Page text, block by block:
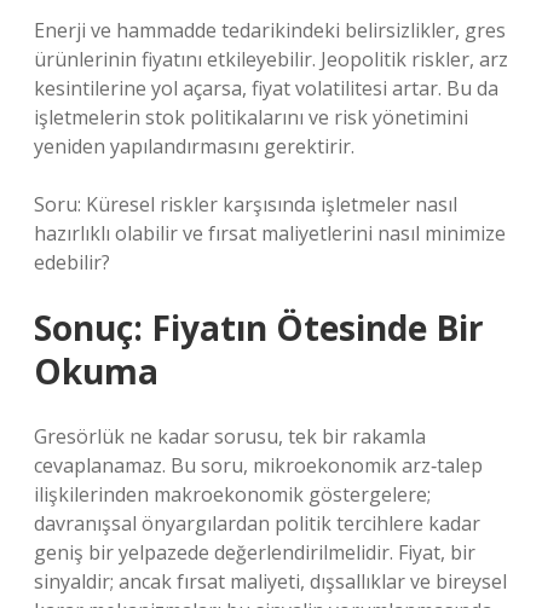
Enerji ve hammadde tedarikindeki belirsizlikler, gres
ürünlerinin fiyatını etkileyebilir. Jeopolitik riskler, arz
kesintilerine yol açarsa, fiyat volatilitesi artar. Bu da
işletmelerin stok politikalarını ve risk yönetimini
yeniden yapılandırmasını gerektirir.
Soru: Küresel riskler karşısında işletmeler nasıl
hazırlıklı olabilir ve fırsat maliyetlerini nasıl minimize
edebilir?
Sonuç: Fiyatın Ötesinde Bir
Okuma
Gresörlük ne kadar sorusu, tek bir rakamla
cevaplanamaz. Bu soru, mikroekonomik arz‑talep
ilişkilerinden makroekonomik göstergelere;
davranışsal önyargılardan politik tercihlere kadar
geniş bir yelpazede değerlendirilmelidir. Fiyat, bir
sinyaldir; ancak fırsat maliyeti, dışsallıklar ve bireysel